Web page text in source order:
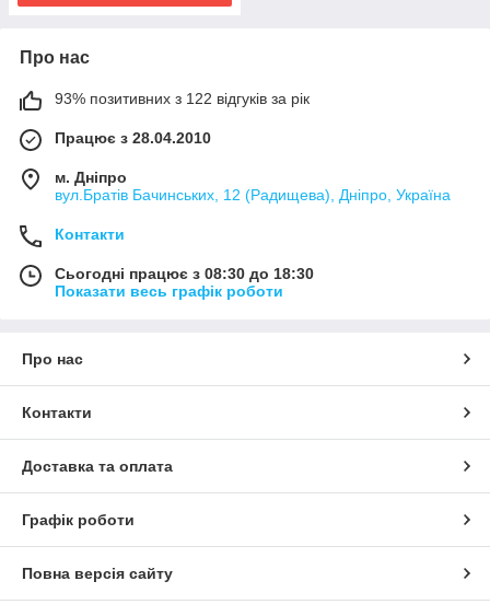
Про нас
93% позитивних з 122 відгуків за рік
Працює з 28.04.2010
м. Дніпро
вул.Братів Бачинських, 12 (Радищева), Дніпро, Україна
Контакти
Сьогодні працює з 08:30 до 18:30
Показати весь графік роботи
Про нас
Контакти
Доставка та оплата
Графік роботи
Повна версія сайту